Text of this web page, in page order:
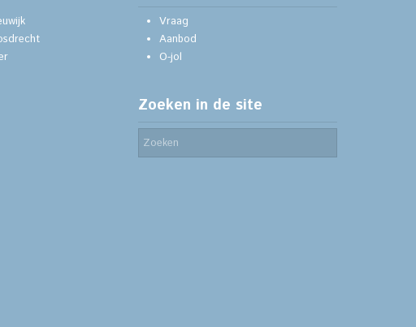
Vraag
Aanbod
O-jol
Zoeken in de site